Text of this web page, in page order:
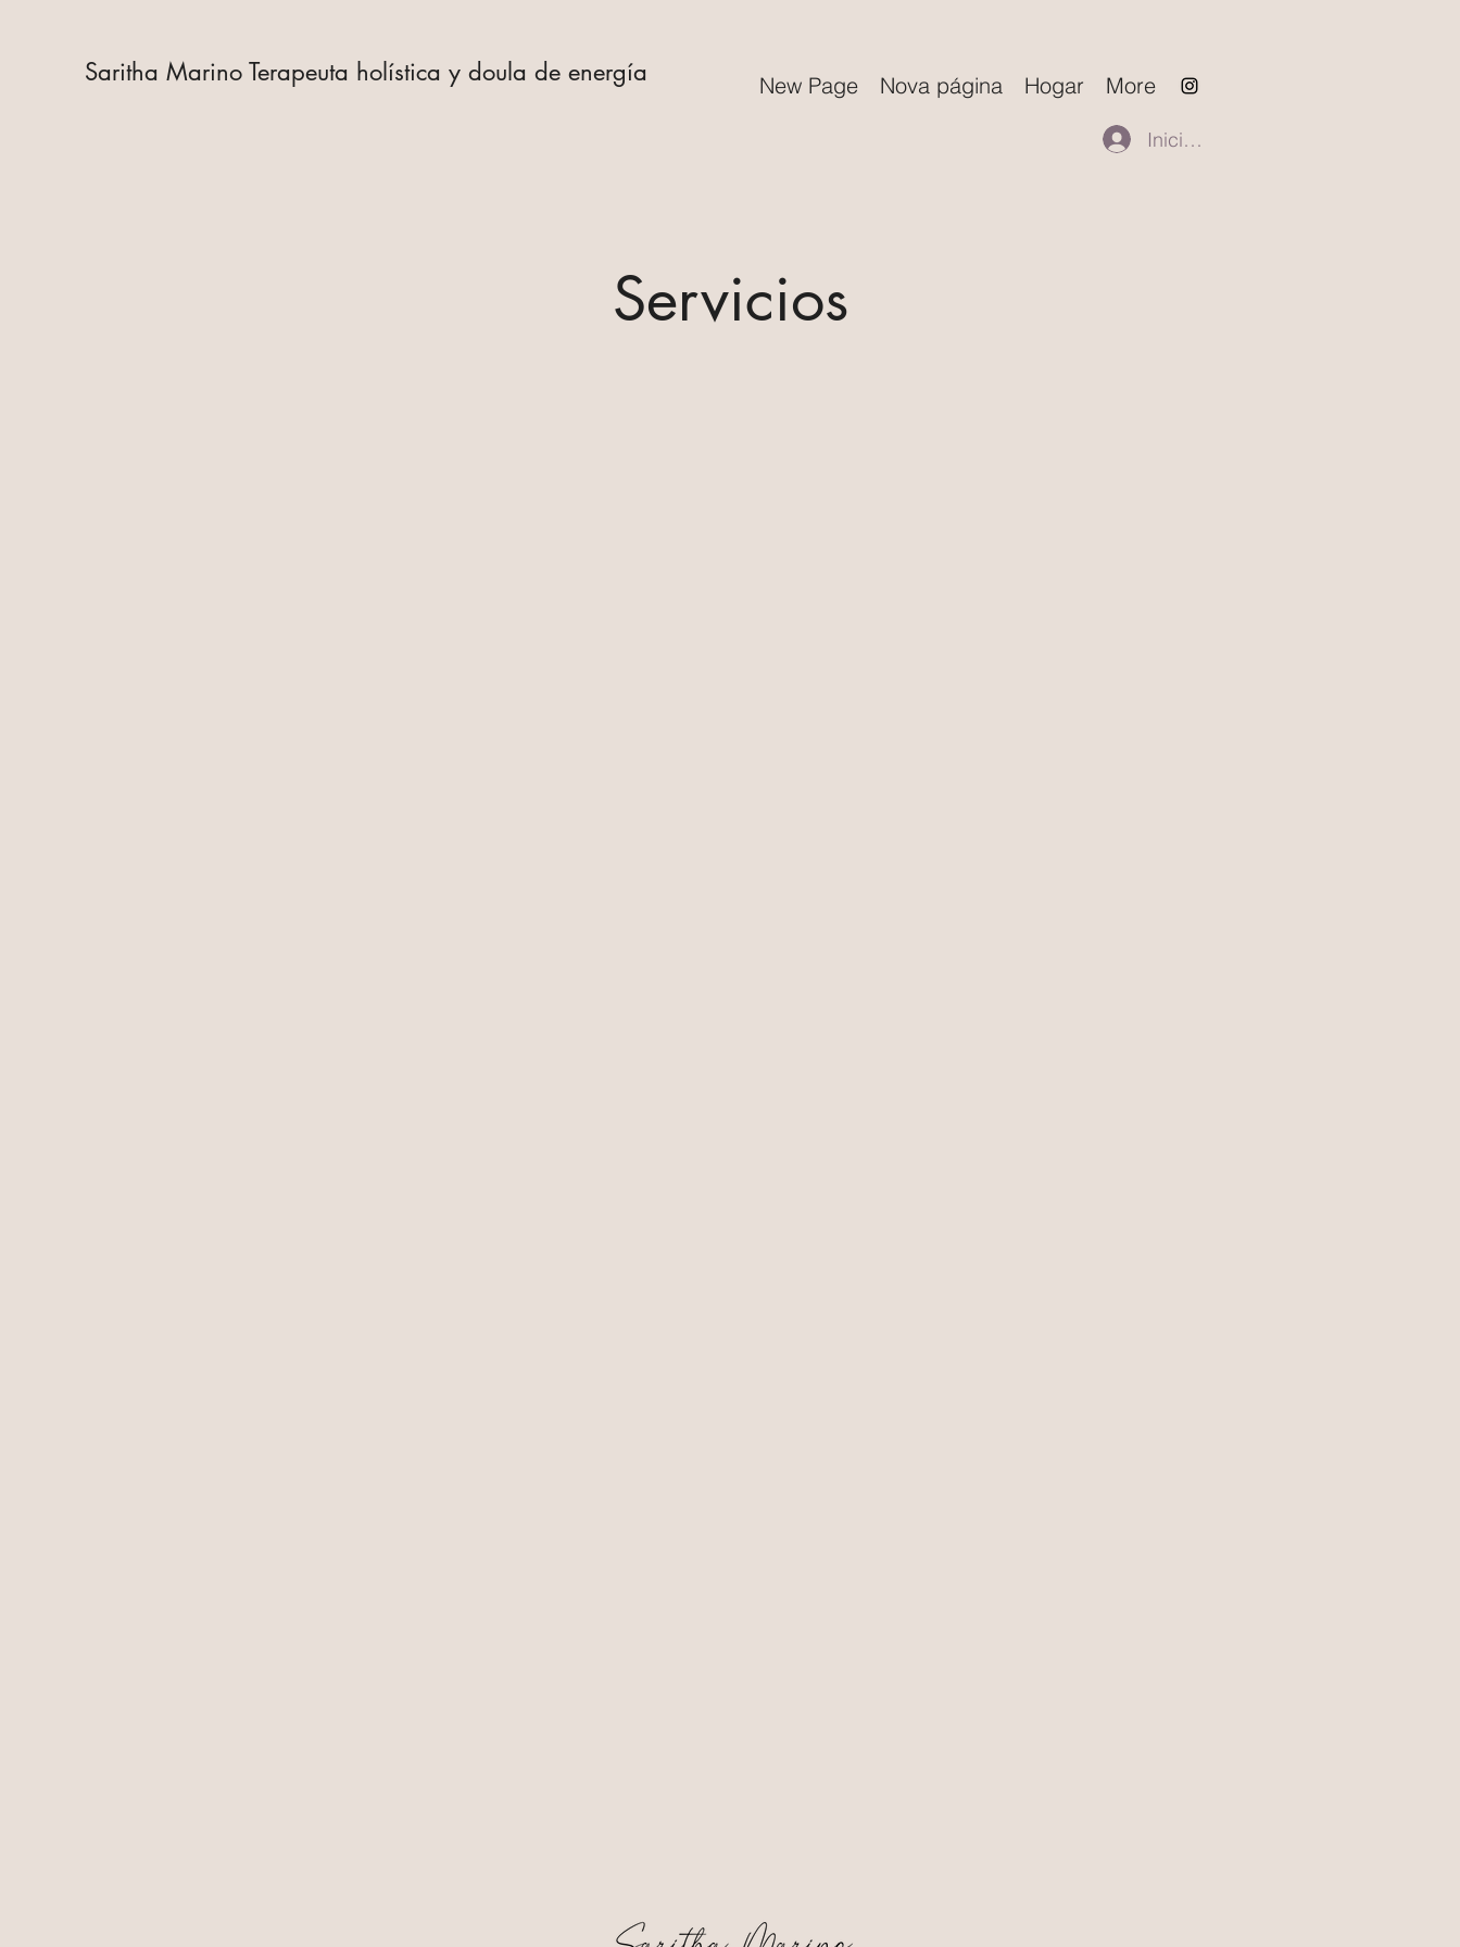
Saritha Marino Terapeuta holística y doula de energía New Page Nova página Hogar More
Iniciar sesión
Servicios